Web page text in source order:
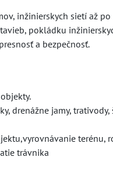
inžinierskych sietí až
pokládku
a bezpečnosť.
jamy, trativody,
terénu,
trávnika